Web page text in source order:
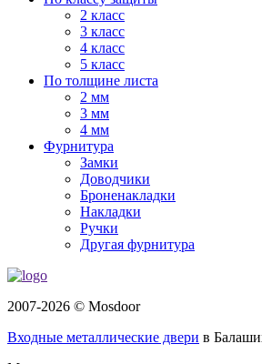
2 класс
3 класс
4 класс
5 класс
По толщине листа
2 мм
3 мм
4 мм
Фурнитура
Замки
Доводчики
Броненакладки
Накладки
Ручки
Другая фурнитура
2007-2026 © Mosdoor
Входные металлические двери в